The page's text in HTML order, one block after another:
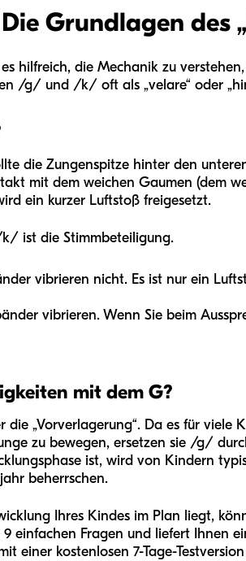
Grundlagen des
hilfreich, die Mechanik zu
/g/ und /k/ oft als „velare“ oder
die Zungenspitze hinter den
mit dem weichen Gaumen (dem
ein kurzer Luftstoß freigesetzt.
ist die Stimmbeteiligung.
vibrieren nicht. Es ist nur ein
vibrieren. Wenn Sie beim
mit dem G?
die „Vorverlagerung“. Da es für
zu bewegen, ersetzen sie /g/
ist, wird von Kindern
beherrschen.
Ihres Kindes im Plan liegt,
einfachen Fragen und liefert Ihnen
einer kostenlosen 7-Tage-